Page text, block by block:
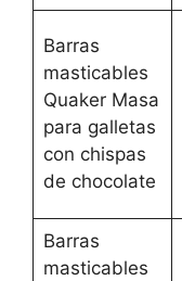
Barras
masticables
Quaker Masa
para galletas
con chispas
de chocolate
Barras
masticables